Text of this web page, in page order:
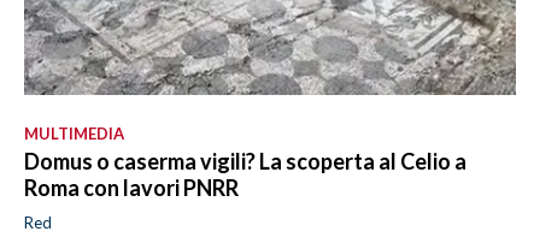
MULTIMEDIA
Domus o caserma vigili? La scoperta al Celio a
Roma con lavori PNRR
Red